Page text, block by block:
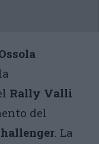
Rally Valli
del
. La